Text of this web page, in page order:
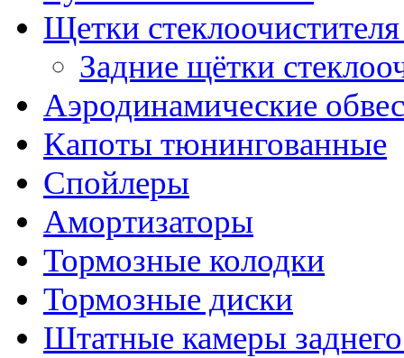
Щетки
Задние щётки
Аэродинамические
Капоты тюнингованные
Спойлеры
Амортизаторы
Тормозные колодки
Тормозные диски
Штатные камеры